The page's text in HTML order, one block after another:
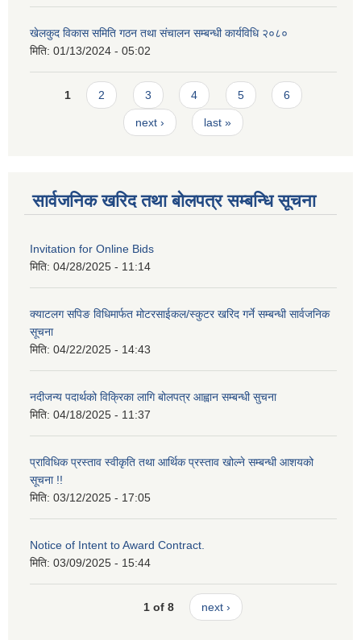
खेलकुद विकास समिति गठन तथा संचालन सम्बन्धी कार्यविधि २०८०
मिति: 01/13/2024 - 05:02
Pages
1 2 3 4 5 6
next › last »
सार्वजनिक खरिद तथा बोलपत्र सम्बन्धि सूचना
Invitation for Online Bids
मिति: 04/28/2025 - 11:14
क्याटलग सपिङ विधिमार्फत मोटरसाईकल/स्कुटर खरिद गर्ने सम्बन्धी सार्वजनिक
सूचना
मिति: 04/22/2025 - 14:43
नदीजन्य पदार्थको विक्रिका लागि बोलपत्र आह्वान सम्बन्धी सुचना
मिति: 04/18/2025 - 11:37
प्राविधिक प्रस्ताव स्वीकृति तथा आर्थिक प्रस्ताव खोल्ने सम्बन्धी आशयको
सूचना !!
मिति: 03/12/2025 - 17:05
Notice of Intent to Award Contract.
मिति: 03/09/2025 - 15:44
1 of 8 next ›